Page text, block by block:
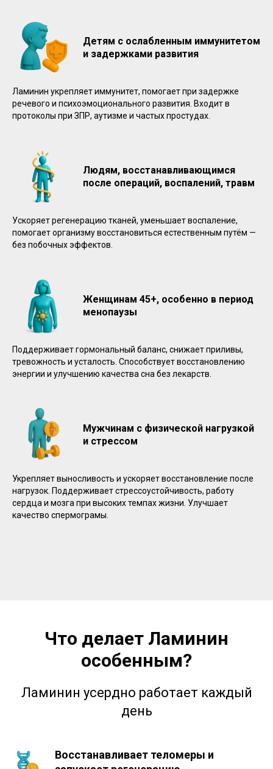
Детям с ослабленным иммунитетом
и задержками развития
Ламинин укрепляет иммунитет, помогает при задержке
речевого и психоэмоционального развития. Входит в
протоколы при ЗПР, аутизме и частых простудах.
Людям, восстанавливающимся
после операций, воспалений, травм
Ускоряет регенерацию тканей, уменьшает воспаление,
помогает организму восстановиться естественным путём —
без побочных эффектов.
Женщинам 45+, особенно в период
менопаузы
Поддерживает гормональный баланс, снижает приливы,
тревожность и усталость. Способствует восстановлению
энергии и улучшению качества сна без лекарств.
Мужчинам с физической нагрузкой
и стрессом
Укрепляет выносливость и ускоряет восстановление после
нагрузок. Поддерживает стрессоустойчивость, работу
сердца и мозга при высоких темпах жизни. Улучшает
качество спермограмы.
Что делает Ламинин
особенным?
Ламинин усердно работает каждый
день
Восстанавливает теломеры и